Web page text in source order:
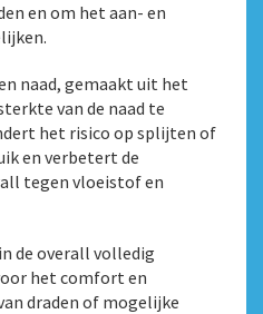
en om het aan- en
naad, gemaakt uit het
van de naad te
het risico op splijten of
en verbetert de
tegen vloeistof en
de overall volledig
het comfort en
draden of mogelijke